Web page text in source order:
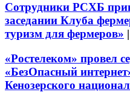
Сотрудники РСХБ
заседании Клуба
туризм для фермеров» |
«Ростелеком» провел
«БезОпасный
Кенозерского